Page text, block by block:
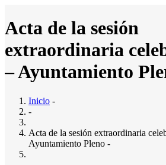
al
contenido
Main
navigation
Inicio
Saludo al Alcalde
El Ayto. Informa
Noticias
Direcciones y teléfonos de
Acta de la sesión
extraordinaria
– Ayuntamiento
Inicio -
-
Acta de la sesión extraordinaria
Ayuntamiento Pleno -